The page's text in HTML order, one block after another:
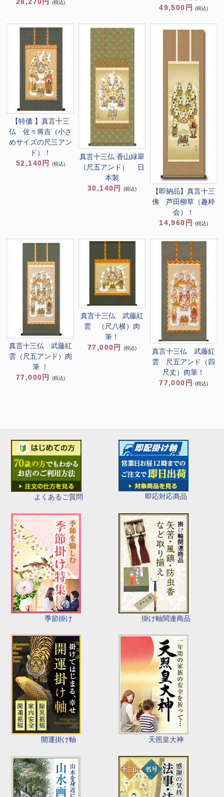
よくあるご質問 即応対応商品
季節掛け 掛け軸関連商品
開運掛け軸 天照皇大神
28,270円 (税込)
49,500円
(税込)
【特価 】真言十三
仏 佐々将吉（小さ
めサイズの尺三アン
ド）！
52,140円
(税込)
真言十三仏 香山緑翠
（尺五アンド） 日
本製
30,140円
(税込)
【即納品】真言十三
佛 芦田柳草（趣粋
会）！
14,960円
(税込)
真言十三仏 武藤紅
雲（尺五アンド）肉
筆 ！
77,000円
(税込)
真言十三仏 武藤紅
雲 （尺八横）肉
筆！
77,000円
(税込)
真言十三仏 武藤紅
雲 尺五アンド（四
尺丈）肉筆！
77,000円
(税込)